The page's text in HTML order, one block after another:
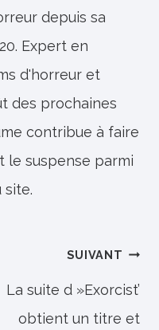
depuis sa
Expert en
d'horreur et
des prochaines
contribue à faire
le suspense parmi
site.
SUIVANT
La suite d »Exorcist’
obtient un titre et